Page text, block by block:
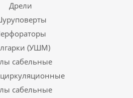
Дрели
(УШМ)
сабельные
сабельные